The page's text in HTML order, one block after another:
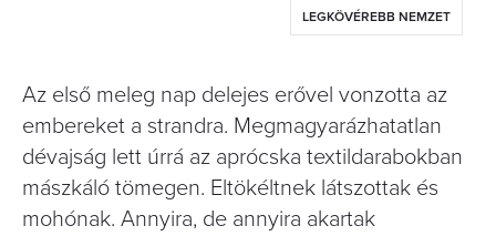
LEGKÖVÉREBB NEMZET
Az első meleg nap delejes erővel vonzotta az
embereket a strandra. Megmagyarázhatatlan
dévajság lett úrrá az aprócska textildarabokban
mászkáló tömegen. Eltökéltnek látszottak és
mohónak. Annyira, de annyira akartak